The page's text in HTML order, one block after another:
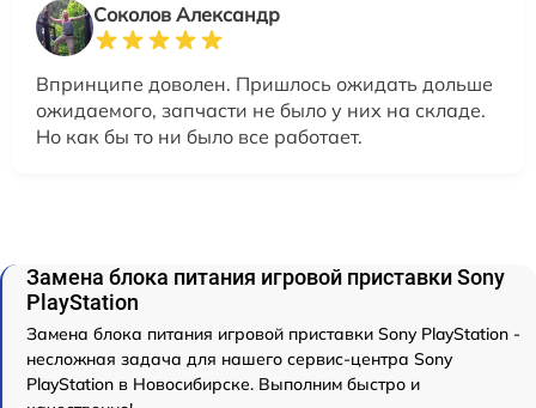
Соколов Александр
Впринципе доволен. Пришлось ожидать дольше
ожидаемого, запчасти не было у них на складе.
Но как бы то ни было все работает.
Замена блока питания игровой приставки Sony
PlayStation
Замена блока питания игровой приставки Sony PlayStation -
несложная задача для нашего сервис-центра Sony
PlayStation в Новосибирске. Выполним быстро и